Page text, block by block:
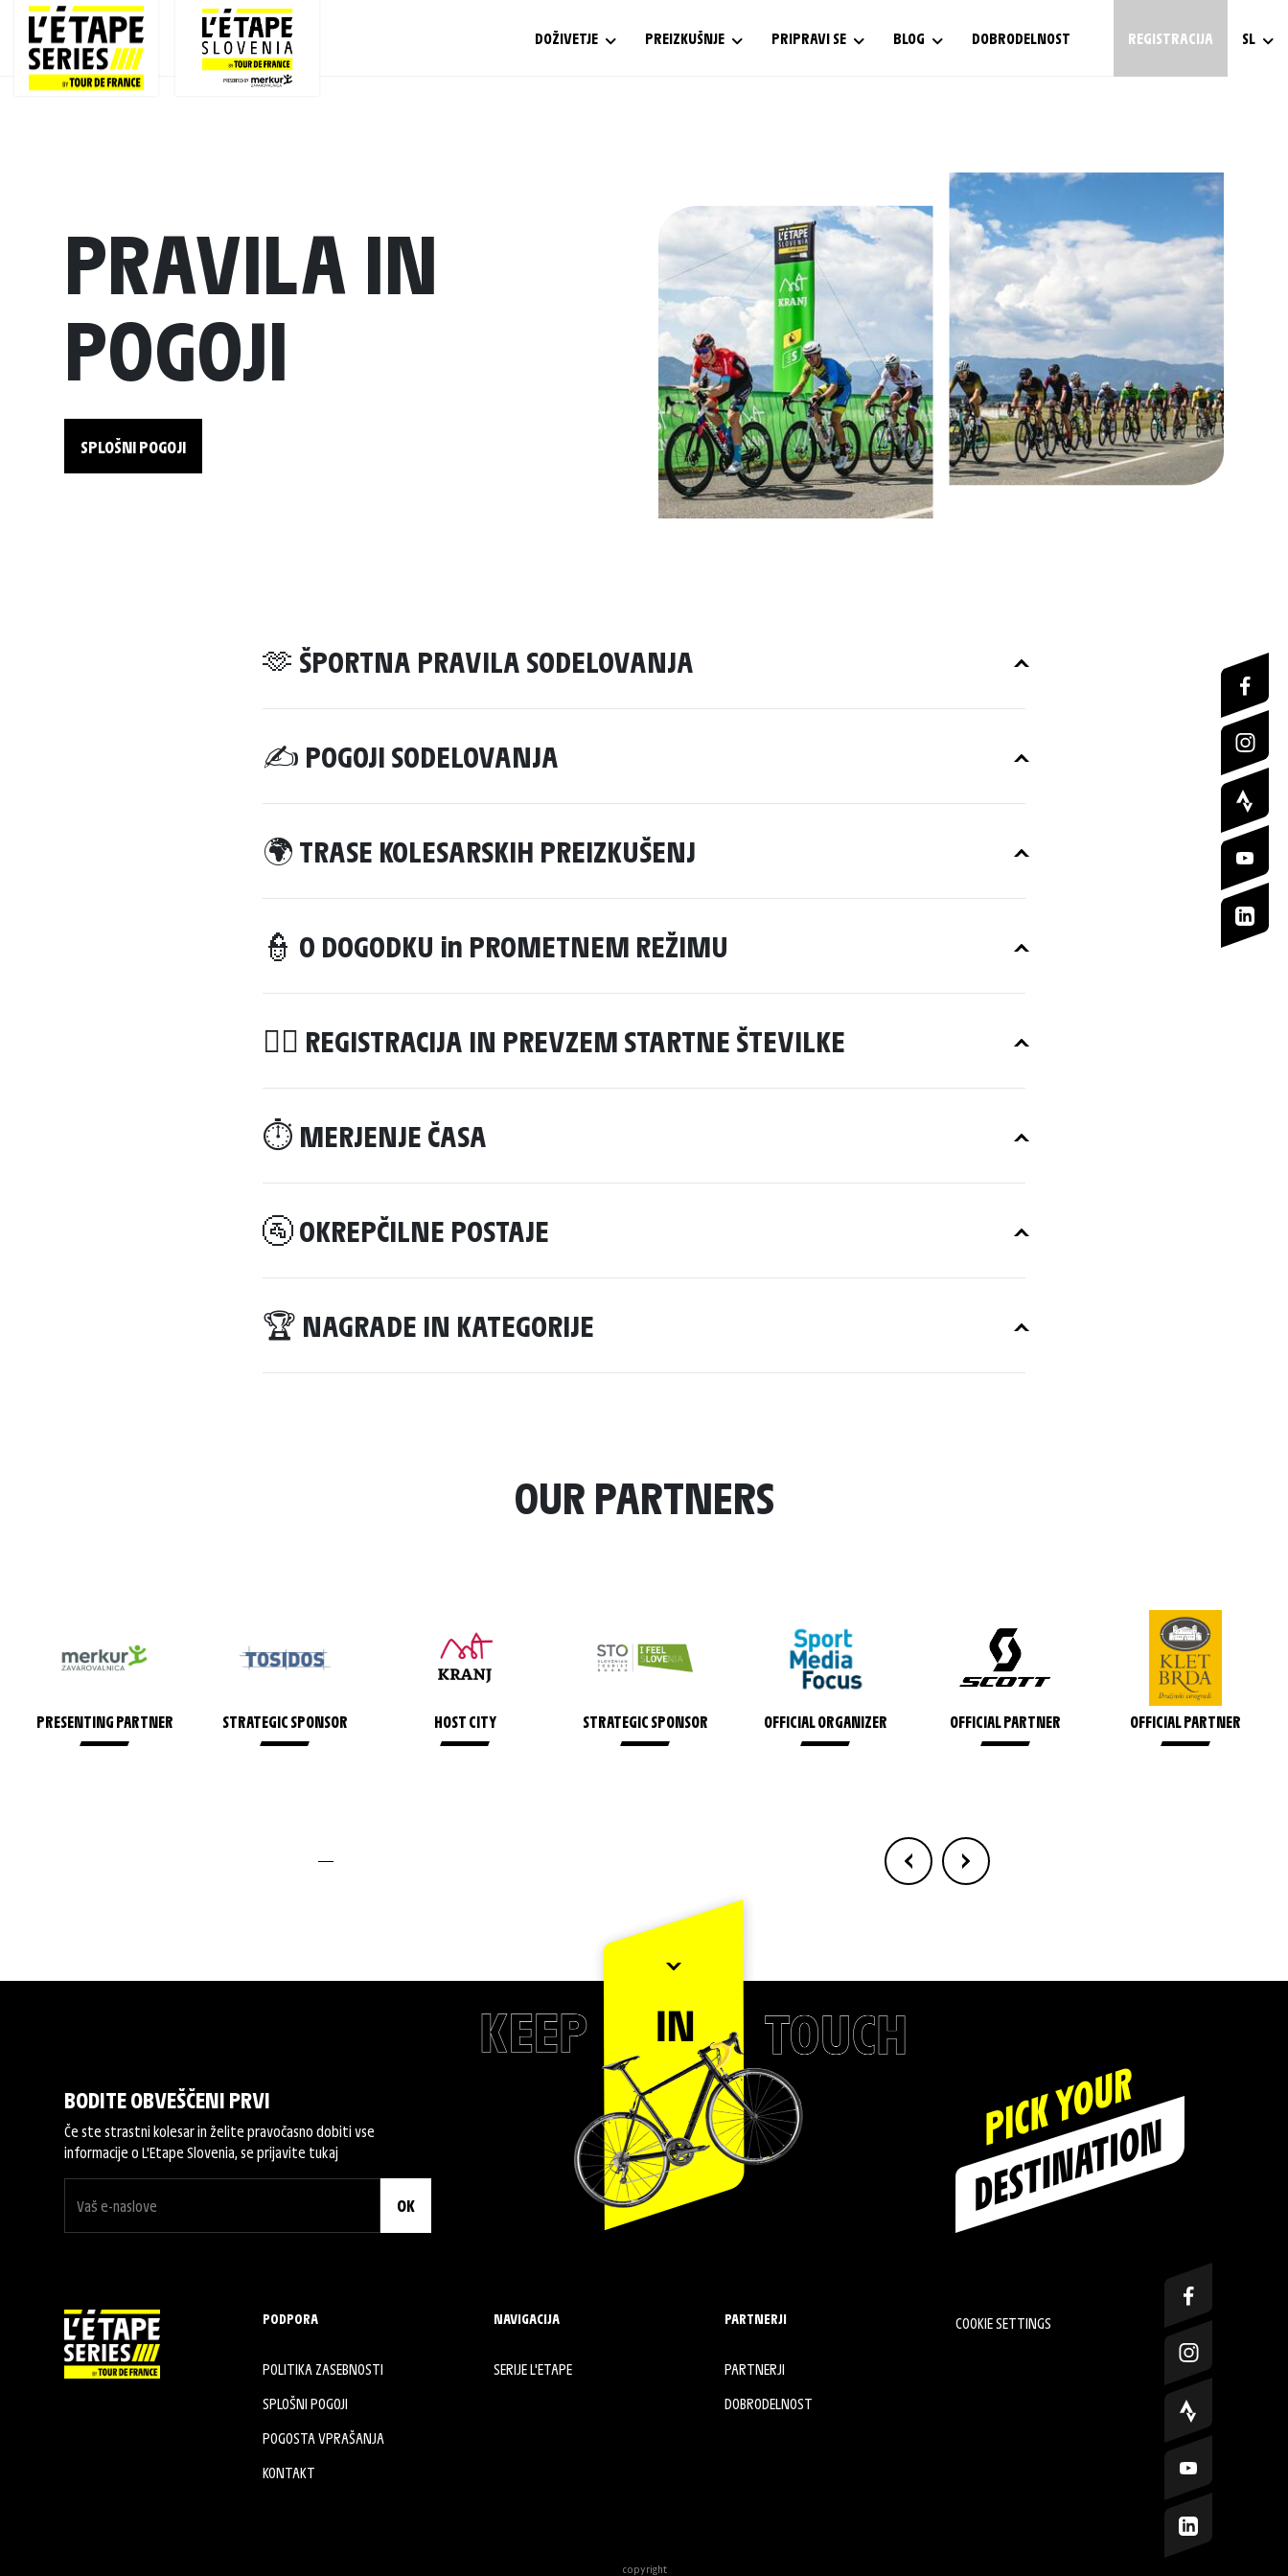
DOŽIVETJE PREIZKUŠNJE PRIPRAVI SE BLOG DOBRODELNOST REGISTRACIJA SL
PRAVILA IN
POGOJI
SPLOŠNI POGOJI
🫶 ŠPORTNA PRAVILA SODELOVANJA
✍️ POGOJI SODELOVANJA
🌍 TRASE KOLESARSKIH PREIZKUŠENJ
👮 O DOGODKU in PROMETNEM REŽIMU
🚴‍♀️ REGISTRACIJA IN PREVZEM STARTNE ŠTEVILKE
⏱️ MERJENJE ČASA
🚰 OKREPČILNE POSTAJE
🏆 NAGRADE IN KATEGORIJE
OUR PARTNERS
PRESENTING PARTNER STRATEGIC SPONSOR HOST CITY STRATEGIC SPONSOR OFFICIAL ORGANIZER OFFICIAL PARTNER OFFICIAL PARTNER
BODITE OBVEŠČENI PRVI
Če ste strastni kolesar in želite pravočasno dobiti vse
informacije o L'Etape Slovenia, se prijavite tukaj
OK
PODPORA
POLITIKA ZASEBNOSTI
SPLOŠNI POGOJI
POGOSTA VPRAŠANJA
KONTAKT
NAVIGACIJA
SERIJE L'ETAPE
PARTNERJI
PARTNERJI
DOBRODELNOST
COOKIE SETTINGS
copyright